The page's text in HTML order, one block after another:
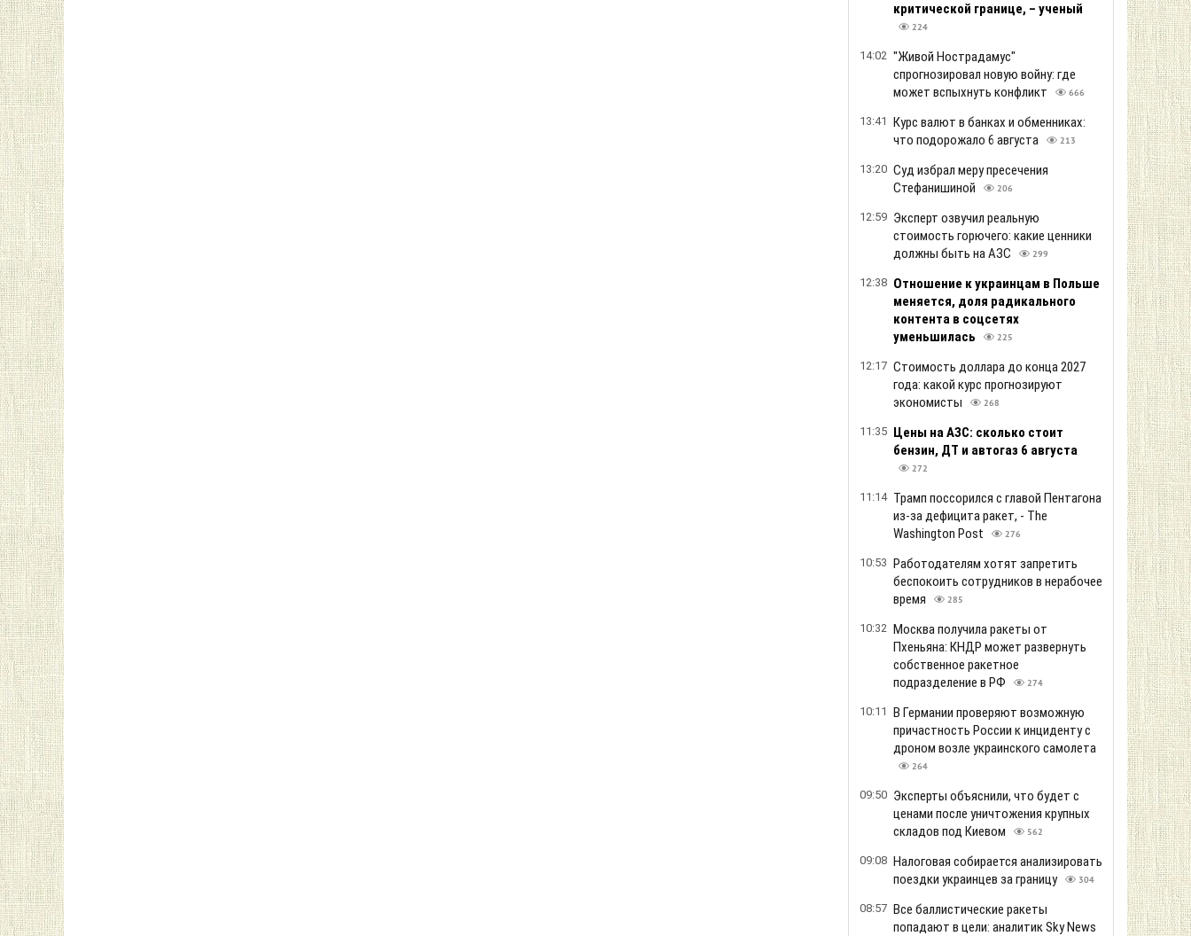
критической границе, – ученый
224
14:02 "Живой Нострадамус"
спрогнозировал новую войну: где
может вспыхнуть конфликт
666
13:41 Курс валют в банках и обменниках:
что подорожало 6 августа
213
13:20 Суд избрал меру пресечения
Стефанишиной
206
12:59 Эксперт озвучил реальную
стоимость горючего: какие ценники
должны быть на АЗС
299
12:38 Отношение к украинцам в Польше
меняется, доля радикального
контента в соцсетях
уменьшилась
225
12:17 Стоимость доллара до конца 2027
года: какой курс прогнозируют
экономисты
268
11:35 Цены на АЗС: сколько стоит
бензин, ДТ и автогаз 6 августа
272
11:14 Трамп поссорился с главой Пентагона
из-за дефицита ракет, - The
Washington Post
276
10:53 Работодателям хотят запретить
беспокоить сотрудников в нерабочее
время
285
10:32 Москва получила ракеты от
Пхеньяна: КНДР может развернуть
собственное ракетное
подразделение в РФ
274
10:11 В Германии проверяют возможную
причастность России к инциденту с
дроном возле украинского самолета
264
09:50 Эксперты объяснили, что будет с
ценами после уничтожения крупных
складов под Киевом
562
09:08 Налоговая собирается анализировать
поездки украинцев за границу
304
08:57 Все баллистические ракеты
попадают в цели: аналитик Sky News